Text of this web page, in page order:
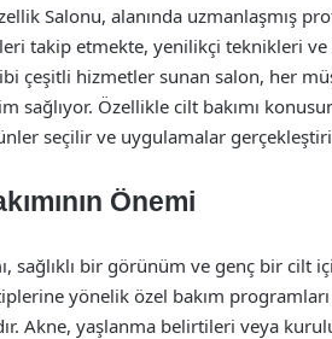
Salonu, alanında uzmanlaşmış
takip etmekte, yenilikçi teknikleri ve
çeşitli hizmetler sunan salon, her
sağlıyor. Özellikle cilt bakımı
seçilir ve uygulamalar
Önemi
sağlıklı bir görünüm ve genç bir cilt
yönelik özel bakım
Akne, yaşlanma belirtileri veya